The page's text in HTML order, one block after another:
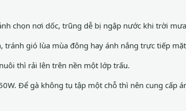
chọn nơi dốc, trũng dễ bị ngập nước khi trời mưa
gió lùa mùa đông hay ánh nắng trực tiếp
thì rải lên trên nền một lớp trấu.
Để gà không tụ tập một chỗ thì nên cung cấp